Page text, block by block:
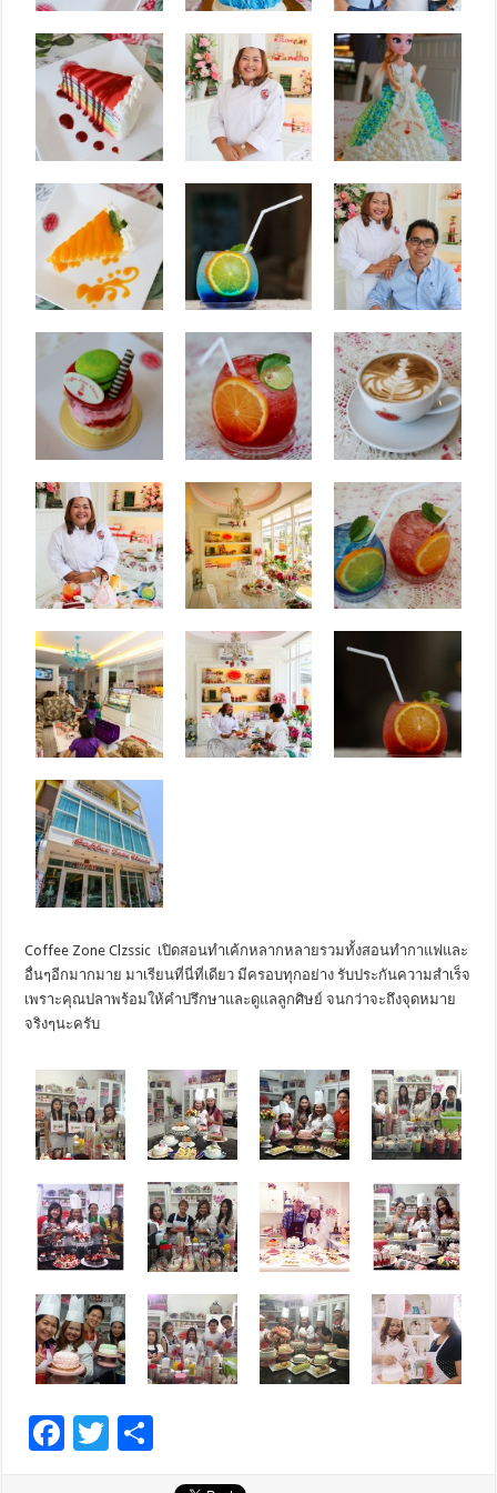
Coffee Zone Clzssic เปิดสอนทำเค้กหลากหลายรวมทั้งสอนทำกาแฟและ
อื่นๆอีกมากมาย มาเรียนที่นี่ที่เดียว มีครอบทุกอย่าง รับประกันความสำเร็จ
เพราะคุณปลาพร้อมให้คำปรึกษาและดูแลลูกศิษย์ จนกว่าจะถึงจุดหมาย
จริงๆนะครับ
F
T